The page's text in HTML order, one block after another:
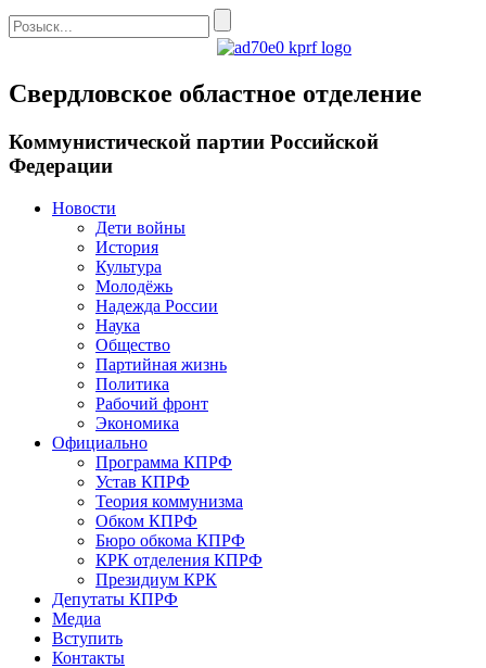
Свердловское областное отделение
Коммунистической партии Российской
Федерации
Новости
Дети войны
История
Культура
Молодёжь
Надежда России
Наука
Общество
Партийная жизнь
Политика
Рабочий фронт
Экономика
Официально
Программа КПРФ
Устав КПРФ
Теория коммунизма
Обком КПРФ
Бюро обкома КПРФ
КРК отделения КПРФ
Президиум КРК
Депутаты КПРФ
Медиа
Вступить
Контакты